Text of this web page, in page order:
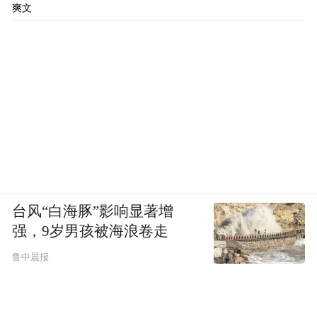
爽文
台风“白海豚”影响显著增
强，9岁男孩被海浪卷走
鲁中晨报